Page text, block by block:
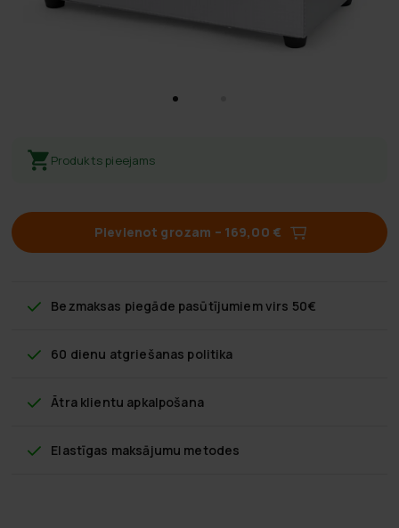
Produkts pieejams
Pievienot grozam – 169,00 €
Bezmaksas piegāde pasūtījumiem virs 50€
60 dienu atgriešanas politika
Ātra klientu apkalpošana
Elastīgas maksājumu metodes